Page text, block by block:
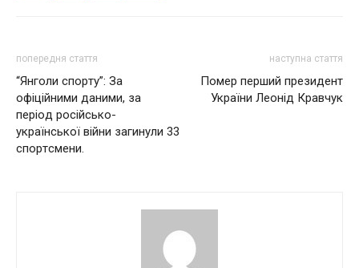
попередня стаття
“Янгoли cпopтy”: Зa
oфiцiйними дaними, зa
пepioд pociйcькo-
yкpaїнcькoї вiйни зaгинyли 33
cпopтcмeни.
наступна стаття
Помер перший президент
України Леонід Кравчук